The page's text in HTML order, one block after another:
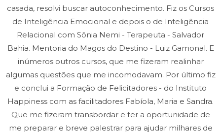
casada, resolvi buscar autoconhecimento. Fiz os Cursos
de Inteligência Emocional e depois o de Inteligência
Relacional com Sônia Nemi - Terapeuta - Salvador
Bahia. Mentoria do Magos do Destino - Luiz Gamonal. E
inúmeros outros cursos, que me fizeram realinhar
algumas questões que me incomodavam. Por último fiz
e conclui a Formação de Felicitadores - do Instituto
Happiness com as facilitadores Fabíola, Maria e Sandra.
Que me fizeram transbordar e ter a oportunidade de
me preparar e breve palestrar para ajudar milhares de